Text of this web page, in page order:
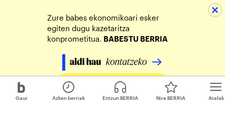
Gaur Atalak
Azken berriak Entzun BERRIA Nire BERRIA
Zure babes ekonomikoari esker
egiten dugu kazetaritza
konprometitua. BABESTU BERRIA
Egin zure ekarpena